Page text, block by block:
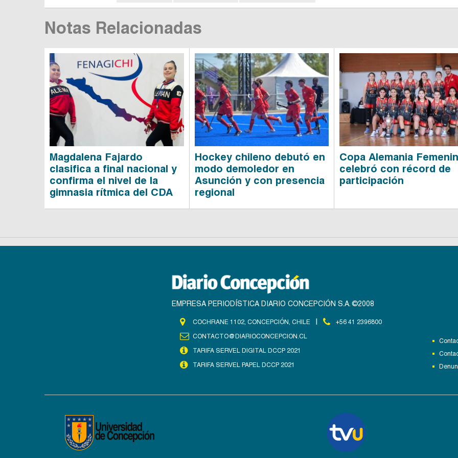
Notas Relacionadas
Magdalena Fajardo
clasifica a final nacional y
confirma el nivel de la
gimnasia rítmica del CDA
Hockey chileno debutó en
modo demoledor en
Asunción y con presencia
regional
Copa Alemania
celebró con récord de
participación
EMPRESA PERIODÍSTICA DIARIO CONCEPCIÓN S.A. ©2008
COCHRANE 1102, CONCEPCIÓN, CHILE
+56 41 2396800
CONTACTO@DIARIOCONCEPCION.CL
TARIFA SERVEL DIGITAL DCCP 2021
TARIFA SERVEL PAPEL DCCP 2021